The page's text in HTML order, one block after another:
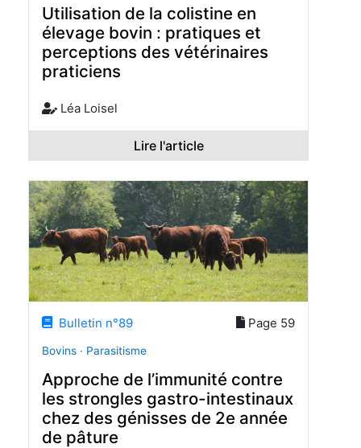
Utilisation de la colistine en
élevage bovin : pratiques et
perceptions des vétérinaires
praticiens
Léa Loisel
Lire l'article
Bulletin n°89 Page 59
Bovins · Parasitisme
Approche de l’immunité contre
les strongles gastro-intestinaux
chez des génisses de 2e année
de pâture